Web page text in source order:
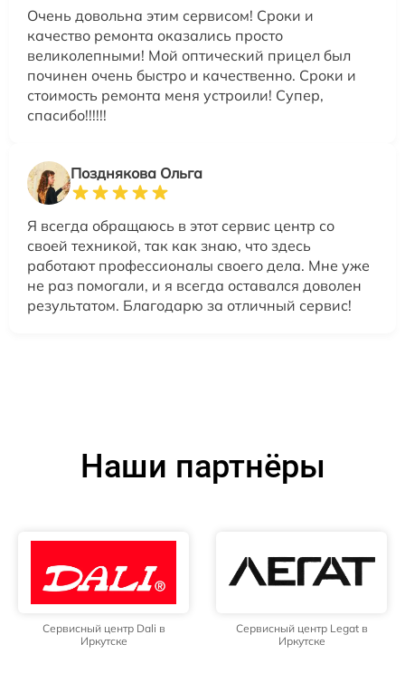
Очень довольна этим сервисом! Сроки и
качество ремонта оказались просто
великолепными! Мой оптический прицел был
починен очень быстро и качественно. Сроки и
стоимость ремонта меня устроили! Супер,
спасибо!!!!!!
Позднякова Ольга
Я всегда обращаюсь в этот сервис центр со
своей техникой, так как знаю, что здесь
работают профессионалы своего дела. Мне уже
не раз помогали, и я всегда оставался доволен
результатом. Благодарю за отличный сервис!
Наши партнёры
Сервисный центр Dali в
Иркутске
Сервисный центр Legat в
Иркутске